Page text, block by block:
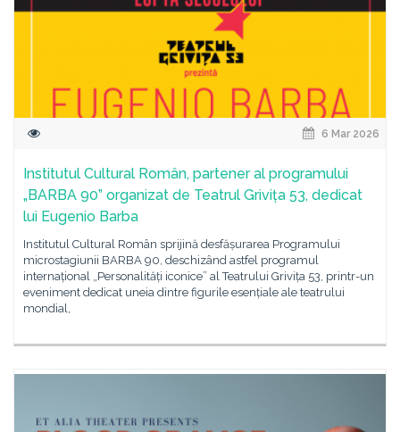
6 Mar 2026
Institutul Cultural Român, partener al programului
„BARBA 90” organizat de Teatrul Grivița 53, dedicat
lui Eugenio Barba
Institutul Cultural Român sprijină desfășurarea Programului
microstagiunii BARBA 90, deschizând astfel programul
internațional „Personalități iconice” al Teatrului Grivița 53, printr-un
eveniment dedicat uneia dintre figurile esențiale ale teatrului
mondial,